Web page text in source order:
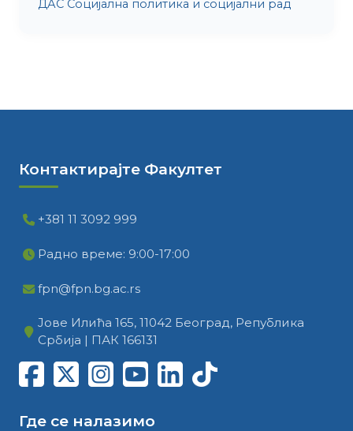
ДАС Социјална политика и социјални рад
Контактирајте Факултет
+381 11 3092 999
Радно време: 9:00-17:00
fpn@fpn.bg.ac.rs
Јове Илића 165, 11042 Београд, Република
Србија | ПАК 166131
Где се налазимо